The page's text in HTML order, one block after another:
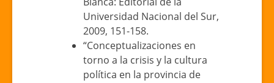
Universidad Nacional del Sur,
2009, 151-158.
“Conceptualizaciones en
torno a la crisis y la cultura
política en la provincia de